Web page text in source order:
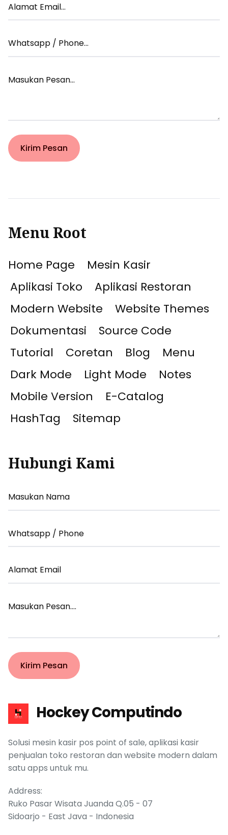
Email
Whatsapp
/
pesan
Kirim Pesan
Menu Root
Home Page
Mesin Kasir
Aplikasi Toko
Aplikasi Restoran
Modern Website
Website Themes
Dokumentasi
Source Code
Tutorial
Coretan Blog
Menu
Dark Mode
Light Mode
Notes
Mobile Version
E-Catalog
HashTag
Sitemap
Hubungi Kami
Name
Email
Your
Email
Message
Kirim Pesan
Hockey Computindo
Solusi mesin kasir pos point of sale, aplikasi kasir
penjualan toko restoran dan website modern dalam
satu apps untuk mu.
Address:
Ruko Pasar Wisata Juanda Q.05 - 07
Sidoarjo - East Java - Indonesia